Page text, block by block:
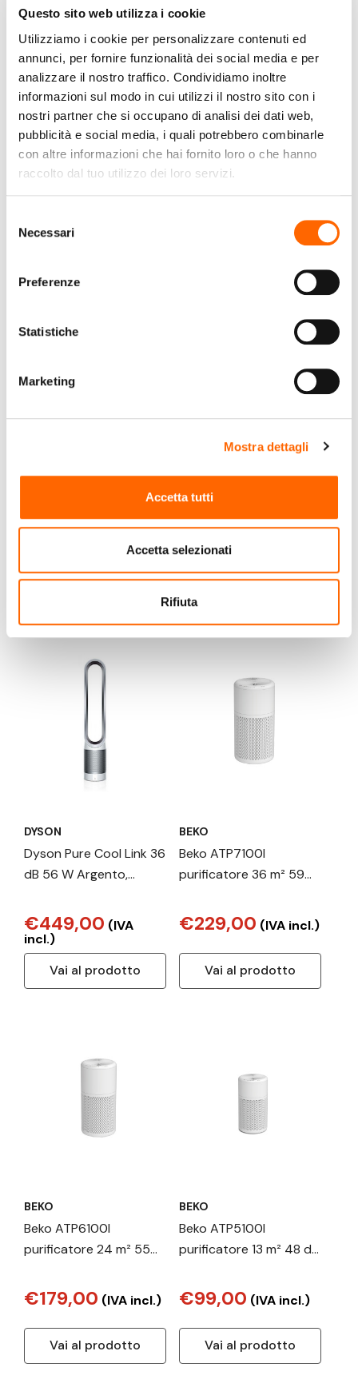
Questo sito web utilizza i cookie
Utilizziamo i cookie per personalizzare contenuti ed
annunci, per fornire funzionalità dei social media e per
analizzare il nostro traffico. Condividiamo inoltre
informazioni sul modo in cui utilizzi il nostro sito con i
nostri partner che si occupano di analisi dei dati web,
pubblicità e social media, i quali potrebbero combinarle
con altre informazioni che hai fornito loro o che hanno
raccolto dal tuo utilizzo dei loro servizi.
delNecessari
Preferenze
Statistiche
Marketing
Mostra dettagli
Accetta tutti
Accetta selezionati
Rifiuta
DYSON
Dyson Purifier Hot +
Cool Gen1 63 dB 2362
€499,00 (IVA
DYSON
Dyson HP09 27 m² 63
dB 40 W Oro, Argento
€799,00
Ariston DEOS 16s 3 L 41
(IVA incl.)
Dyson Purifier Cool
Formaldehyde 61,5 dB
40 W Oro, Bianco
€639,00
DYSON
Dyson Pure Cool Link 36
dB 56 W Argento,
€449,00 (IVA
incl.)
Vai al prodotto
BEKO
Beko ATP7100I
purificatore 36 m² 59
€229,00 (IVA incl.)
Vai al prodotto
BEKO
Beko ATP6100I
purificatore 24 m² 55
€179,00 (IVA incl.)
Vai al prodotto
BEKO
Beko ATP5100I
purificatore 13 m² 48 dB
€99,00 (IVA incl.)
Vai al prodotto